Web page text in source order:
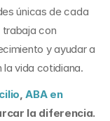
únicas de cada
trabaja con
y ayudar a
la vida cotidiana.
, ABA en
la diferencia.